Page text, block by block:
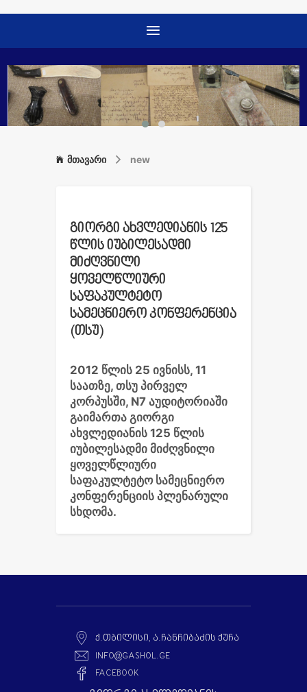
მთავარი new
გიორგი ახვლედიანის 125
წლის იუბილესადმი
მიძღვნილი
ყოველწლიური
საფაკულტეტო
სამეცნიერო კონფერენცია
(თსუ)
2012 წლის 25 ივნისს, 11
საათზე, თსუ პირველ
კორპუსში, N7 აუდიტორიაში
გაიმართა გიორგი
ახვლედიანის 125 წლის
იუბილესადმი მიძღვნილი
ყოველწლიური
საფაკულტეტო სამეცნიერო
კონფერენციის პლენარული
სხდომა.
Ქ.ᲗᲑᲘᲚᲘᲡᲘ, Ა.ᲩᲐᲜᲩᲘᲑᲐᲫᲘᲡ ᲥᲣᲩᲐ
INFO@GASHOL.GE
FACEBOOK